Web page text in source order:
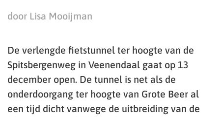
door Lisa Mooijman
De verlengde fietstunnel ter hoogte van de
Spitsbergenweg in Veenendaal gaat op 13
december open. De tunnel is net als de
onderdoorgang ter hoogte van Grote Beer al
een tijd dicht vanwege de uitbreiding van de